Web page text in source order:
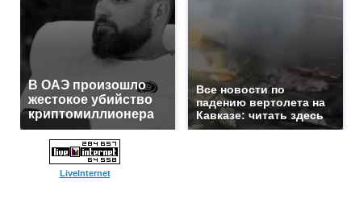
В ОАЭ произошло
жестокое убийство
криптомиллионера
Все новости по
падению вертолета на
Кавказе: читать здесь
LiveInternet